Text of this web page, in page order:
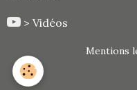
> Vidéos
Mentions